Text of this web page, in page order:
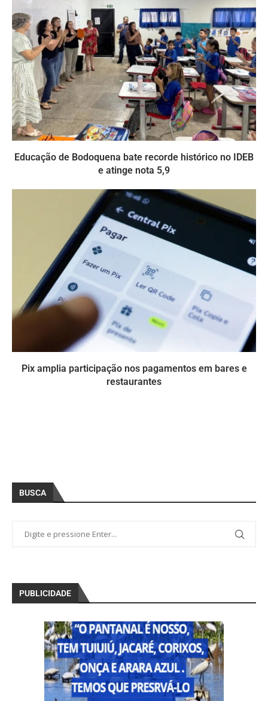
Educação de Bodoquena bate recorde histórico no IDEB
e atinge nota 5,9
Pix amplia participação nos pagamentos em bares e
restaurantes
BUSCA
PUBLICIDADE